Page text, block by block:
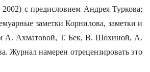
с предисловием Андрея Туркова;
заметки Корнилова, заметки и
А. Ахматовой, Т. Бек, В. Шохиной, А.
Журнал намерен отрецензировать это